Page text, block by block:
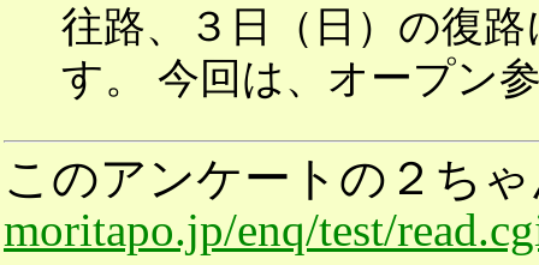
往路、３日（日）の復
す。 今回は、オープン
このアンケートの２ち
moritapo.jp/enq/test/